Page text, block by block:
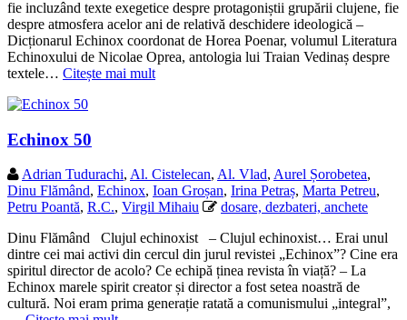
fie incluzând texte exegetice despre protagoniștii grupării clujene, fie
despre atmosfera acelor ani de relativă deschidere ideologică –
Dicționarul Echinox coordonat de Horea Poenar, volumul Literatura
Echinoxului de Nicolae Oprea, antologia lui Traian Vedinaș despre
textele… Citește mai mult
Echinox 50
Adrian Tudurachi, Al. Cistelecan, Al. Vlad, Aurel Șorobetea,
Dinu Flămând, Echinox, Ioan Groșan, Irina Petraș, Marta Petreu,
Petru Poantă, R.C., Virgil Mihaiu
dosare, dezbateri, anchete
Dinu Flămând Clujul echinoxist – Clujul echinoxist… Erai unul
dintre cei mai activi din cercul din jurul revistei „Echinox”? Cine era
spiritul director de acolo? Ce echipă ținea revista în viață? – La
Echinox marele spirit creator și director a fost setea noastră de
cultură. Noi eram prima generație ratată a comunismului „integral”,